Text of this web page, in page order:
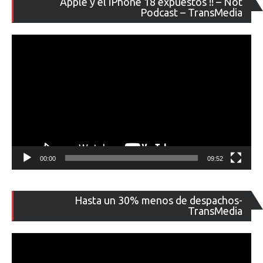
Podcast – TransMedia
de
00:00 09:52
Hasta un 30% menos de despachos-
TransMedia
de